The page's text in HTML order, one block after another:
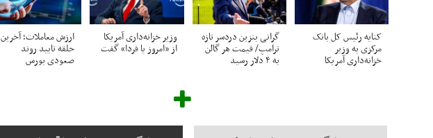
کنایه رئیس کل بانک
مرکزی به وزیر
خزانه‌داری آمریکا
گرانی بنزین دردسر تازه
ترامپ/ قیمت هر گالن
به ۴ دلار رسید
وزیر خزانه‌داری آمریکا
از «امروز یا فردا» گفت
ارزش معاملات؛ آخرین
حلقه تایید روند
صعودی بورس